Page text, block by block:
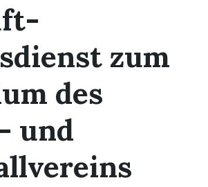
zum
des
und